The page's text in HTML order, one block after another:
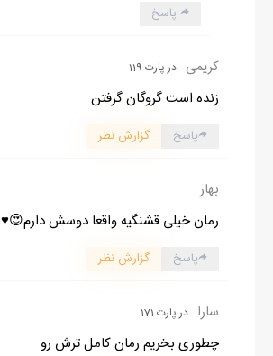
پاسخ
کریمی در پارت 119
زنده است گروگان گرفتن
پاسخ گزارش نظر
بهار
رمان خیلی قشنگیه واقعا دوسش دارم😍♥️
پاسخ گزارش نظر
سارا در پارت 171
چطوری بخریم رمان کامل ترش رو